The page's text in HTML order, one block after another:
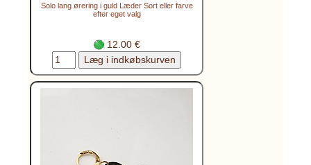
Solo lang ørering i guld Læder Sort eller farve
efter eget valg
12.00 €